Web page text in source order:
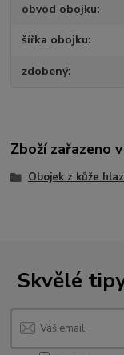
obvod obojku
šířka obojku
zdobený
Zboží zařazeno
Obojek z kůže
Skvělé